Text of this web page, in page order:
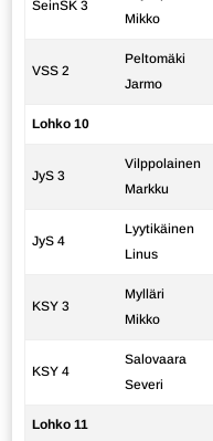
SeinSK 3
Mikko
VSS 2
Peltomäki
Jarmo
Lohko 10
JyS 3
Vilppolainen
Markku
JyS 4
Lyytikäinen
Linus
KSY 3
Mylläri
Mikko
KSY 4
Salovaara
Severi
Lohko 11